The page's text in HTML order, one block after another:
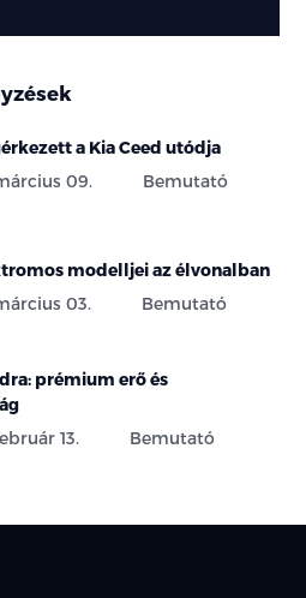
a Kia Ceed utódja
09.
Bemutató
modelljei az élvonalban
03.
Bemutató
prémium erő és
13.
Bemutató